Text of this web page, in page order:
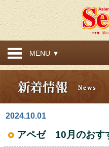
MENU ▼
2024.10.01
アペゼ 10月のおす